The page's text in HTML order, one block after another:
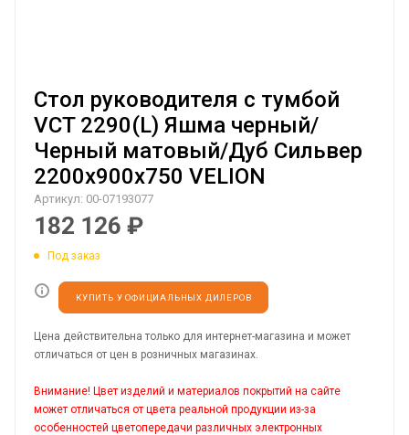
Стол руководителя с тумбой
VCT 2290(L) Яшма черный/
Черный матовый/Дуб Сильвер
2200х900х750 VELION
Артикул: 00-07193077
182 126 ₽
Под заказ
КУПИТЬ У ОФИЦИАЛЬНЫХ ДИЛЕРОВ
Цена действительна только для интернет-магазина и может
отличаться от цен в розничных магазинах.
Внимание! Цвет изделий и материалов покрытий на сайте
может отличаться от цвета реальной продукции из-за
особенностей цветопередачи различных электронных